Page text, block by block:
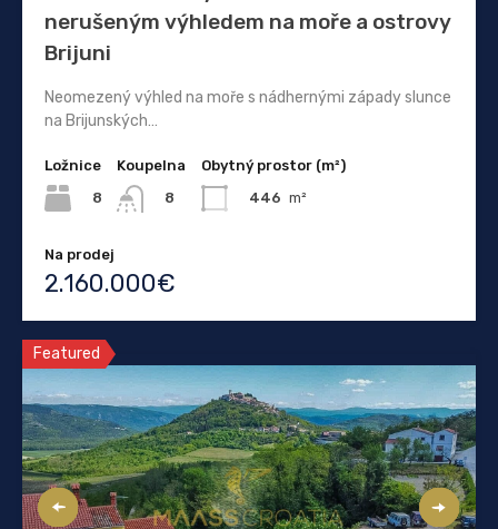
nerušeným výhledem na moře a ostrovy
Brijuni
Neomezený výhled na moře s nádhernými západy slunce
na Brijunských…
Ložnice
8
Koupelna
8
Obytný prostor (m²)
446 m²
Na prodej
2.160.000€
Featured